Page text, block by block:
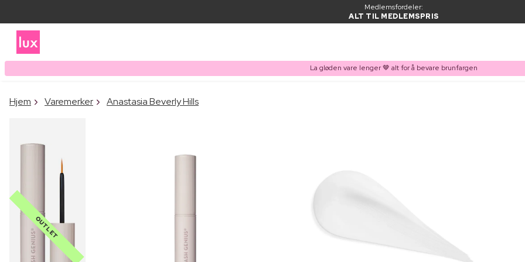
Medlemsfordeler:
ALT TIL MEDLEMSPRIS
La gløden vare lenger 🤎 alt for å bevare brunfargen
Hjem Varemerker Anastasia Beverly Hills
OUTLET